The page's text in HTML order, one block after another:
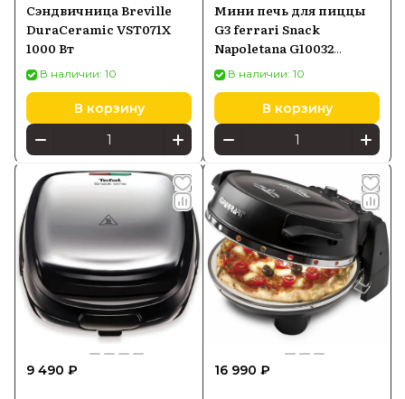
Сэндвичница Breville
DuraCeramic VST071X
1000 Вт
В наличии: 10
В корзину
Мини печь для пиццы
G3 ferrari Snack
Napoletana G10032
пиццамейкер
В наличии: 10
В корзину
9 490 ₽ 16 990 ₽